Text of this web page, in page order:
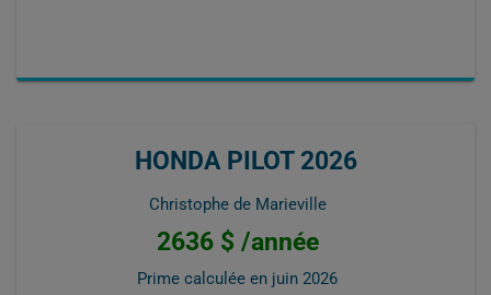
HONDA PILOT 2026
Christophe de Marieville
2636 $ /année
Prime calculée en juin 2026